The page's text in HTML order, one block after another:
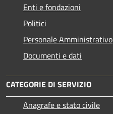
Enti e fondazioni
Politici
Personale Amministrativo
Documenti e dati
CATEGORIE DI SERVIZIO
Anagrafe e stato civile